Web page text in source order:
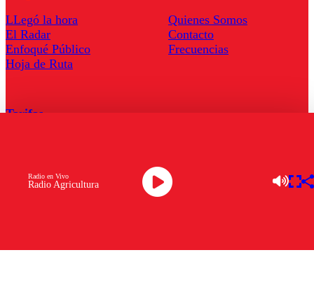
Radio Agricultura
Radio en Vivo
LLegó la hora
El Radar
Enfoqué Público
Hoja de Ruta
Quienes Somos
Contacto
Frecuencias
Tarifas
Descarga la APP